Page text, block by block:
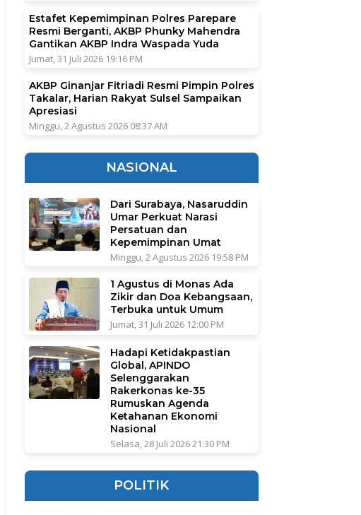
Estafet Kepemimpinan Polres Parepare
Resmi Berganti, AKBP Phunky Mahendra
Gantikan AKBP Indra Waspada Yuda
Jumat, 31 Juli 2026 19:16 PM
AKBP Ginanjar Fitriadi Resmi Pimpin Polres
Takalar, Harian Rakyat Sulsel Sampaikan
Apresiasi
Minggu, 2 Agustus 2026 08:37 AM
NASIONAL
Dari Surabaya, Nasaruddin
Umar Perkuat Narasi
Persatuan dan
Kepemimpinan Umat
Minggu, 2 Agustus 2026 19:58 PM
1 Agustus di Monas Ada
Zikir dan Doa Kebangsaan,
Terbuka untuk Umum
Jumat, 31 Juli 2026 12:00 PM
Hadapi Ketidakpastian
Global, APINDO
Selenggarakan
Rakerkonas ke-35
Rumuskan Agenda
Ketahanan Ekonomi
Nasional
Selasa, 28 Juli 2026 21:30 PM
POLITIK